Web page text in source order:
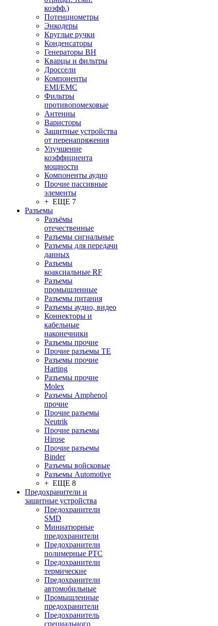
коэфф.)
Потенциометры
Энкодеры
Круглые ручки
Конденсаторы
Генераторы ВН
Кварцы и фильтры
Дроссели
Компоненты
EMI/EMC
Фильтры
противопомеховые
Антенны
Варисторы
Защитные устройства
от перенапряжения
Улучшение
коэффициента
мощности
Компоненты аудио
Прочие пассивные
элементы
+ ЕЩЕ 7
Разъeмы
Разъёмы
отечественные
Разъeмы сигнальные
Разъeмы для передачи
данных
Разъeмы
коаксиальные RF
Разъeмы
промышленные
Разъeмы питания
Разъeмы аудио, видео
Коннекторы и
кабельные
наконечники
Разъeмы прочие
Прочие разъемы TE
Разъемы прочие
Harting
Разъемы прочие
Molex
Разъемы Amphenol
прочие
Прочие разъемы
Neutrik
Прочие разъемы
Hirose
Прочие разъемы
Binder
Разъемы войсковые
Разъeмы Automotive
+ ЕЩЕ 8
Предохранители и
защитные устройства
Предохранители
SMD
Миниатюрные
предохранители
Предохранители
полимерные PTC
Предохранители
термические
Предохранители
автомобильные
Промышленные
предохранители
Предохранитель
специального